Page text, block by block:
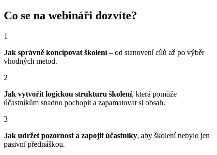
Co se na webináři dozvíte?
1
Jak správně koncipovat školení– od stanovení cílů až po výběr
vhodných metod.
2
Jak vytvořit logickou strukturu školení, která pomůže
účastníkům snadno pochopit a zapamatovat si obsah.
3
Jak udržet pozornost a zapojit účastníky, aby školení nebylo jen
pasivní přednáškou.